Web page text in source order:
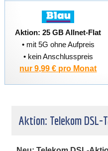
Aktion: 25 GB Allnet-Flat
• mit 5G ohne Aufpreis
• kein Anschlusspreis
nur 9,99 € pro Monat
Aktion: Telekom DSL-